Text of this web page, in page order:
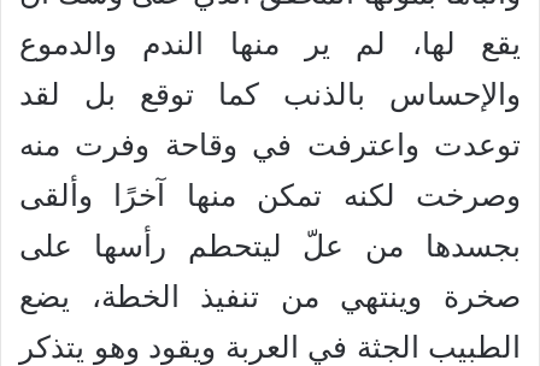
يقع لها، لم ير منها الندم والدموع
والإحساس بالذنب كما توقع بل لقد
توعدت واعترفت في وقاحة وفرت منه
وصرخت لكنه تمكن منها آخرًا وألقى
بجسدها من علّ ليتحطم رأسها على
صخرة وينتهي من تنفيذ الخطة، يضع
الطبيب الجثة في العربة ويقود وهو يتذكر